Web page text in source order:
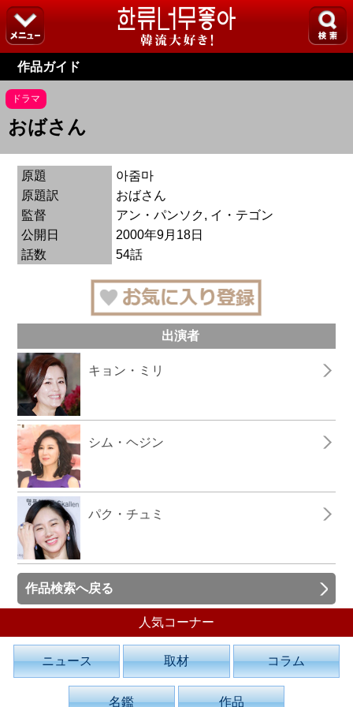
作品ガイド
ドラマ
おばさん
原題
아줌마
原題訳
おばさん
監督
アン・パンソク, イ・テゴン
公開日
2000年9月18日
話数
54話
出演者
キョン・ミリ
シム・ヘジン
パク・チュミ
作品検索へ戻る
人気コーナー
ニュース 取材 コラム
名鑑 作品